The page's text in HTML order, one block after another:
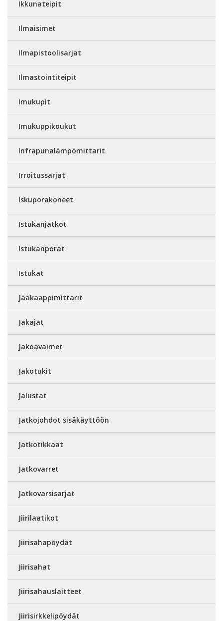
Ikkunateipit
Ilmaisimet
Ilmapistoolisarjat
Ilmastointiteipit
Imukupit
Imukuppikoukut
Infrapunalämpömittarit
Irroitussarjat
Iskuporakoneet
Istukanjatkot
Istukanporat
Istukat
Jääkaappimittarit
Jakajat
Jakoavaimet
Jakotukit
Jalustat
Jatkojohdot sisäkäyttöön
Jatkotikkaat
Jatkovarret
Jatkovarsisarjat
Jiirilaatikot
Jiirisahapöydät
Jiirisahat
Jiirisahauslaitteet
Jiirisirkkelipöydät